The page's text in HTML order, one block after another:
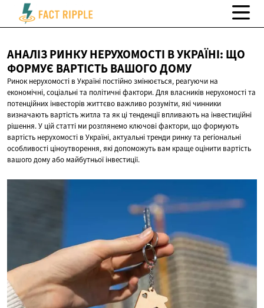
АНАЛІЗ РИНКУ НЕРУХОМОСТІ В УКРАЇНІ: ЩО
ФОРМУЄ ВАРТІСТЬВАШОГО ДОМУ
Ринок нерухомості в Україні постійно змінюється, реагуючи на
економічні, соціальні та політичні фактори. Для власників нерухомості та
потенційних інвесторів життєво важливо розуміти, які чинники
визначають вартість житла та як ці тенденції впливають на інвестиційні
рішення. У цій статті ми розглянемо ключові фактори, що формують
вартість нерухомості в Україні, актуальні тренди ринку та регіональні
особливості ціноутворення, які допоможуть вам краще оцінити вартість
вашого дому або майбутньої інвестиції.